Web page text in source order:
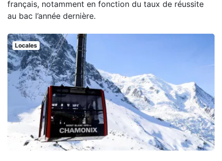
français, notamment en fonction du taux de réussite
au bac l’année dernière.
Locales